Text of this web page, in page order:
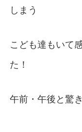
しまう
こども達もいて
た！
午前・午後と驚